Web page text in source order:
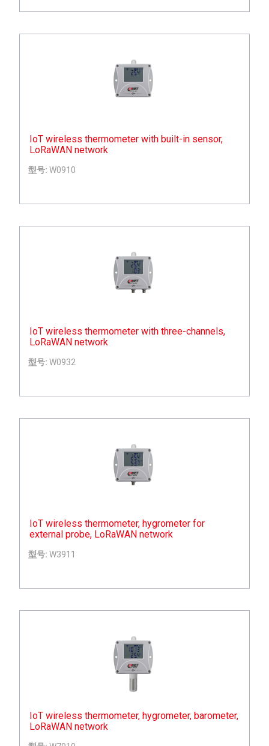
IoT wireless thermometer with built-in sensor,
LoRaWAN network
型号: W0910
IoT wireless thermometer with three-channels,
LoRaWAN network
型号: W0932
IoT wireless thermometer, hygrometer for
external probe, LoRaWAN network
型号: W3911
IoT wireless thermometer, hygrometer, barometer,
LoRaWAN network